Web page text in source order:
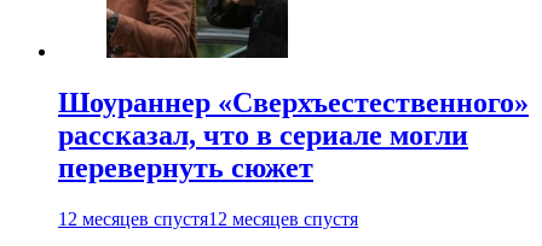
Шоураннер «Сверхъестественного»
рассказал, что в сериале могли
перевернуть сюжет
12 месяцев спустя12 месяцев спустя